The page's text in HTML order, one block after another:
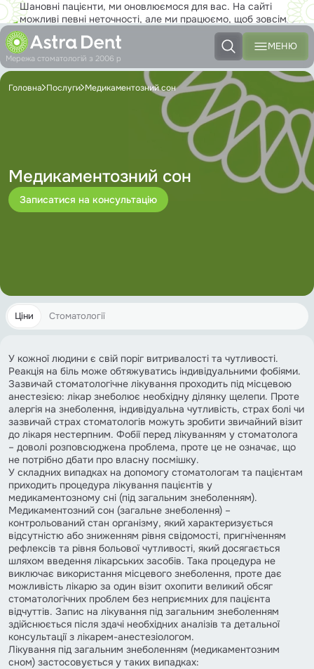
Шановні пацієнти, ми оновлюємося для вас. На сайті
можливі певні неточності, але ми працюємо, щоб зовсім
скоро ви з задоволенням користувалися новим сайтом на
повну!
Мережа стоматологій з 2006 р
МЕНЮ
Головна Послуги Медикаментозний сон
Медикаментозний сон
Записатися на консультацію
Цiни Стоматології
У кожної людини є свій поріг витривалості та чутливості.
Реакція на біль може обтяжуватись індивідуальними фобіями.
Зазвичай стоматологічне лікування проходить під місцевою
анестезією: лікар знеболює необхідну ділянку щелепи. Проте
алергія на знеболення, індивідуальна чутливість, страх болі чи
зазвичай страх стоматологів можуть зробити звичайний візит
до лікаря нестерпним. Фобії перед лікуванням у стоматолога
– доволі розповсюджена проблема, проте це не означає, що
не потрібно дбати про власну посмішку.
У складних випадках на допомогу стоматологам та пацієнтам
приходить процедура лікування пацієнтів у
медикаментозному сні (під загальним знеболенням).
Медикаментозний сон (загальне знеболення) –
контрольований стан організму, який характеризується
відсутністю або зниженням рівня свідомості, пригніченням
рефлексів та рівня больової чутливості, який досягається
шляхом введення лікарських засобів. Така процедура не
виключає використання місцевого знеболення, проте дає
можливість лікарю за один візит охопити великий обсяг
стоматологічних проблем без неприємних для пацієнта
відчуттів. Запис на лікування під загальним знеболенням
здійснюється після здачі необхідних аналізів та детальної
консультації з лікарем-анестезіологом.
Лікування під загальним знеболенням (медикаментозним
сном) застосовується у таких випадках: